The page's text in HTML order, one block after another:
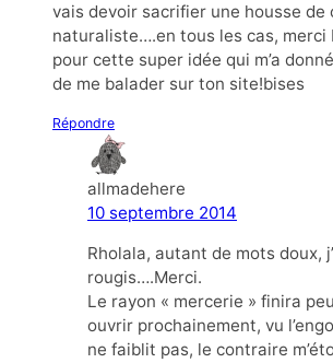
vais devoir sacrifier une housse de
naturaliste….en tous les cas, merci
pour cette super idée qui m’a
de me balader sur ton site!bises
Répondre
allmadehere
10 septembre 2014
Rholala, autant de mots doux,
rougis….Merci.
Le rayon « mercerie » finira
ouvrir prochainement, vu
ne faiblit pas, le contraire